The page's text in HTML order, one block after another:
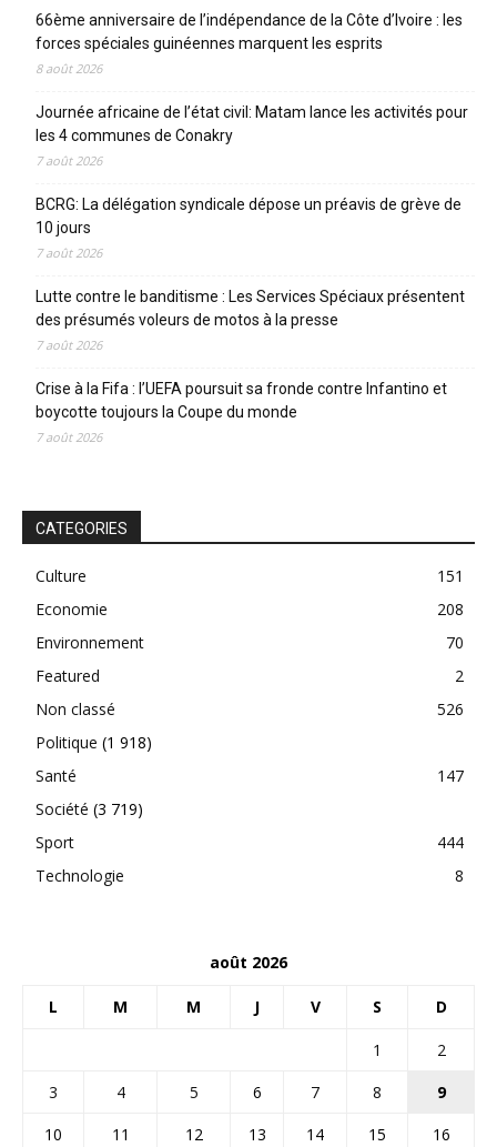
66ème anniversaire de l’indépendance de la Côte d’Ivoire : les
forces spéciales guinéennes marquent les esprits
8 août 2026
Journée africaine de l’état civil: Matam lance les activités pour
les 4 communes de Conakry
7 août 2026
BCRG: La délégation syndicale dépose un préavis de grève de
10 jours
7 août 2026
Lutte contre le banditisme : Les Services Spéciaux présentent
des présumés voleurs de motos à la presse
7 août 2026
Crise à la Fifa : l’UEFA poursuit sa fronde contre Infantino et
boycotte toujours la Coupe du monde
7 août 2026
CATEGORIES
Culture
151
Economie
208
Environnement
70
Featured
2
Non classé
526
Politique (1 918)
Santé
147
Société (3 719)
Sport
444
Technologie
8
août 2026
L M M J V S D
1
2
3
4 5 6 7 8
9
10
11 12 13 14 15
16